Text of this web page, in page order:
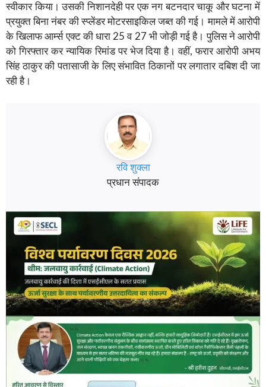
स्वीकार किया। उसकी निशानदेही पर एक नग बटनदार चाकू और घटना में
प्रयुक्त बिना नंबर की स्प्लेंडर मोटरसाइकिल जब्त की गई। मामले में आरोपी
के खिलाफ आर्म्स एक्ट की धारा 25 व 27 भी जोड़ी गई है। पुलिस ने आरोपी
को गिरफ्तार कर न्यायिक रिमांड पर भेज दिया है। वहीं, फरार आरोपी अभय
सिंह ठाकुर की पतासाजी के लिए संभावित ठिकानों पर लगातार दबिश दी जा
रही है।
रवि शुक्ला
प्रधान संपादक